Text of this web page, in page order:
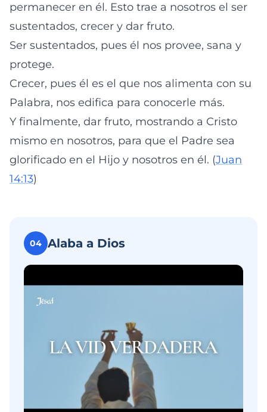
permanecer en él. Esto trae a nosotros el ser
sustentados, crecer y dar fruto.
Ser sustentados, pues él nos provee, sana y
protege.
Crecer, pues él es el que nos alimenta con su
Palabra, nos edifica para conocerle más.
Y finalmente, dar fruto, mostrando a Cristo
mismo en nosotros, para que el Padre sea
glorificado en el Hijo y nosotros en él. (Juan
14:13)
04 Alaba a Dios